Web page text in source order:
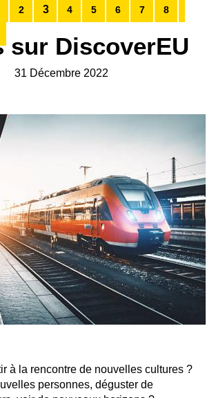
sur DiscoverEU
31 Décembre 2022
à la rencontre de nouvelles cultures ?
personnes, déguster de
2 3 4 5 6 7 8